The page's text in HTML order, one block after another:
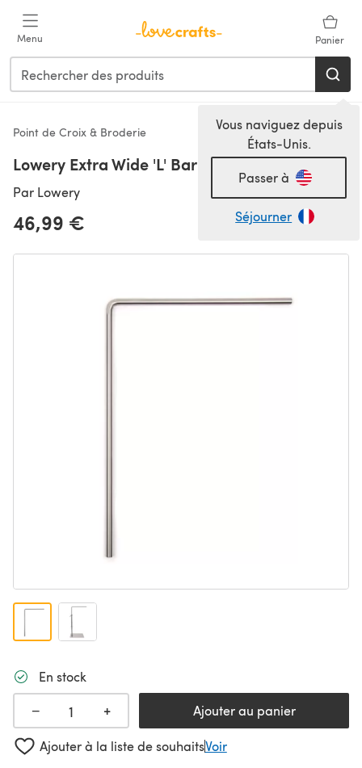
Menu Panier
Vous naviguez depuis
États-Unis.
Passer à
Séjourner
Point de Croix & Broderie
Lowery Extra Wide 'L' Bar - Silver Grey
Par Lowery
46,99 €
En stock
− + Ajouter au panier
Ajouter à la liste de souhaitsVoir